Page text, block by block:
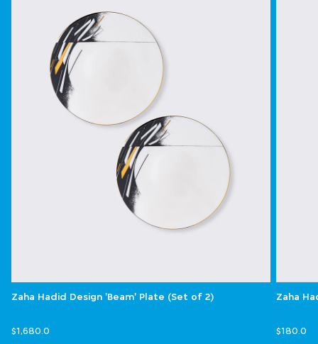
Zaha Hadid Design 'Beam' Plate (Set of 2)
$1,680.0
Zaha
$180.0